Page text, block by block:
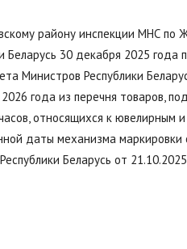
Кошелево
|
району инспекции МНС по
30 декабря 2025 года
Министров Республики
года из перечня товаров,
относящихся к ювелирным
даты механизма маркировки
Беларусь от